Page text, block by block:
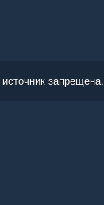
запрещена.